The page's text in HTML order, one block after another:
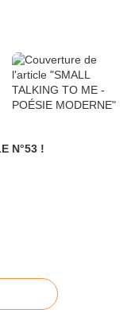
N°53 !